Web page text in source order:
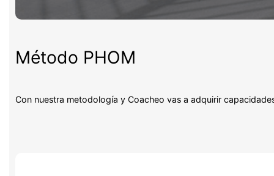
Método PHOM
Con nuestra metodología y Coacheo vas a adquirir